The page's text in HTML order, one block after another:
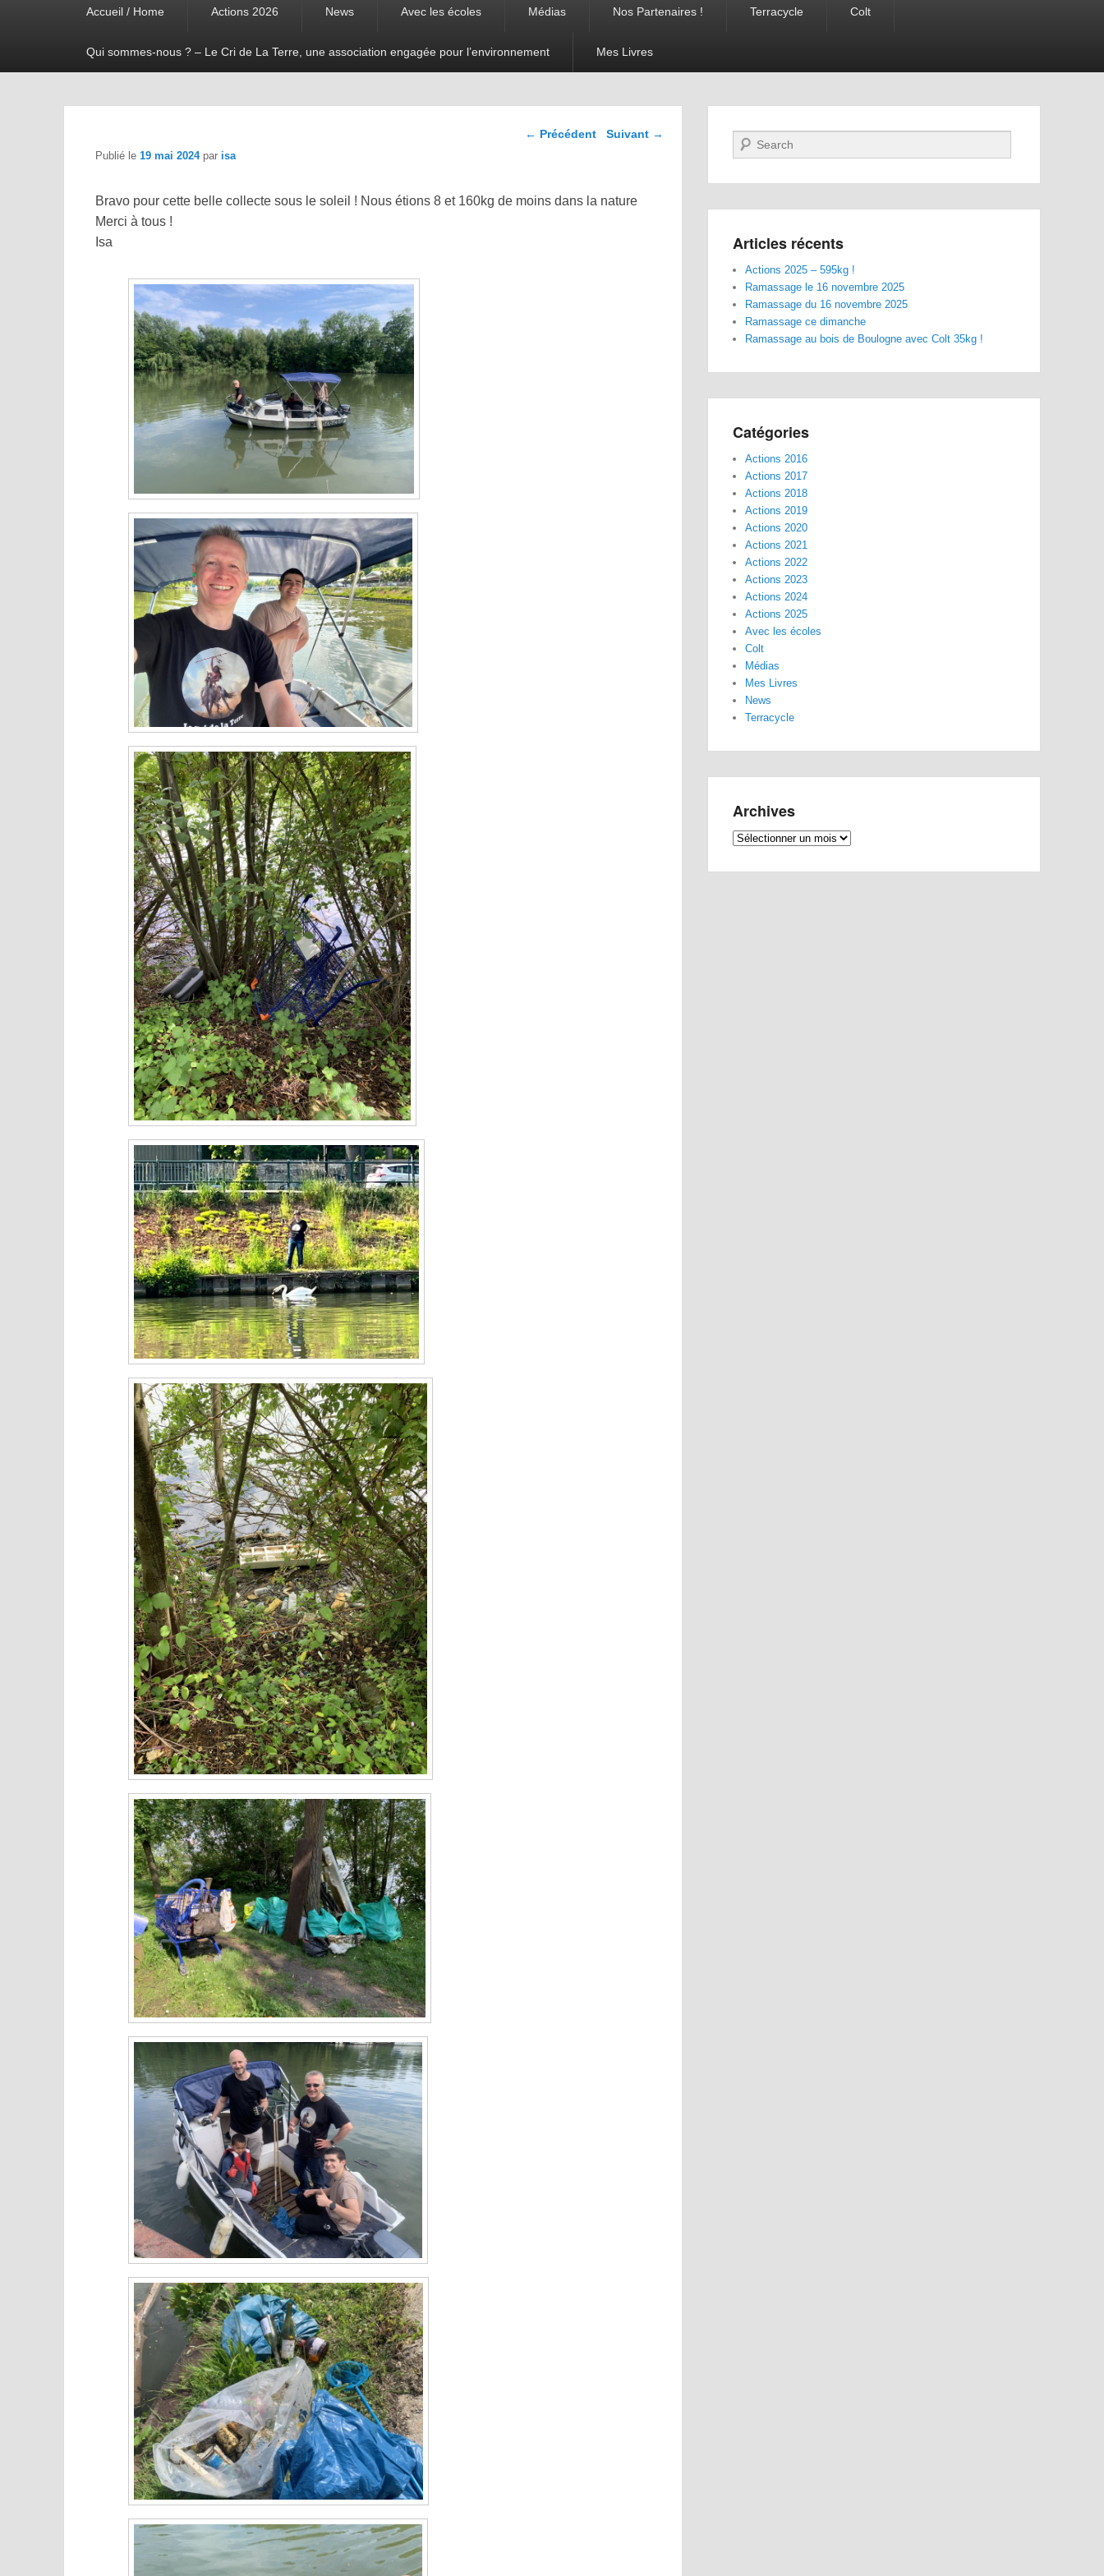
Accueil / Home Actions 2026 News Avec les écoles Médias Nos Partenaires ! Terracycle Colt
Qui sommes-nous ? – Le Cri de La Terre, une association engagée pour l’environnement Mes Livres
Navigation dans les
← Précédent Suivant →
Publié le 19 mai 2024 par isa
Bravo pour cette belle collecte sous le soleil ! Nous étions 8 et 160kg de moins dans la nature
Merci à tous !
Isa
Recherche
Articles récents
Actions 2025 – 595kg !
Ramassage le 16 novembre 2025
Ramassage du 16 novembre 2025
Ramassage ce dimanche
Ramassage au bois de Boulogne avec Colt 35kg !
Catégories
Actions 2016
Actions 2017
Actions 2018
Actions 2019
Actions 2020
Actions 2021
Actions 2022
Actions 2023
Actions 2024
Actions 2025
Avec les écoles
Colt
Médias
Mes Livres
News
Terracycle
Archives
Archives